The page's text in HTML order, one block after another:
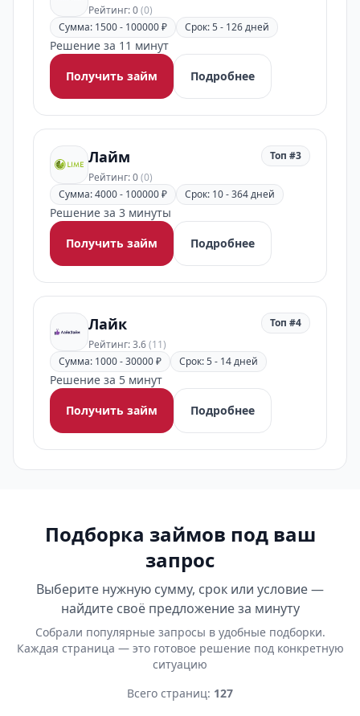
Рейтинг: 0(0)
Сумма: 1500 - 100000 ₽ Срок: 5 - 126 дней
Решение за 11 минут
Получить займ
Подробнее
Лайм
Рейтинг: 0(0)
Топ #3
Сумма: 4000 - 100000 ₽ Срок: 10 - 364 дней
Решение за 3 минуты
Получить займ
Подробнее
Лайк
Рейтинг: 3.6(11)
Топ #4
Сумма: 1000 - 30000 ₽ Срок: 5 - 14 дней
Решение за 5 минут
Получить займ
Подробнее
Подборка займов под ваш
запрос
Выберите нужную сумму, срок или условие —
найдите своё предложение за минуту
Собрали популярные запросы в удобные подборки.
Каждая страница — это готовое решение под конкретную
ситуацию
Всего страниц: 127